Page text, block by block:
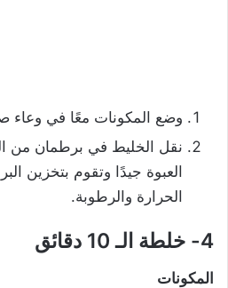
وضع المكونات معًا في وعاء
نقل الخليط في برطمان من
العبوة جيدًا وتقوم بتخزين
الحرارة والرطوبة.
4- خلطة الـ 10 دقائق
المكونات